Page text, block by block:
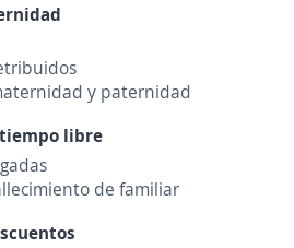
y paternidad
libre
de familiar